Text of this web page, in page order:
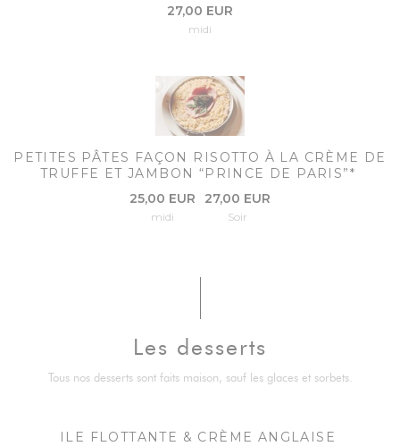
27,00 EUR
midi
PETITES PÂTES FAÇON RISOTTO À LA CRÈME DE
TRUFFE ET JAMBON “PRINCE DE PARIS”*
25,00 EUR
midi
27,00 EUR
Soir
Les desserts
Tous nos desserts sont faits maison, sauf les glaces et sorbets.
ILE FLOTTANTE & CRÈME ANGLAISE